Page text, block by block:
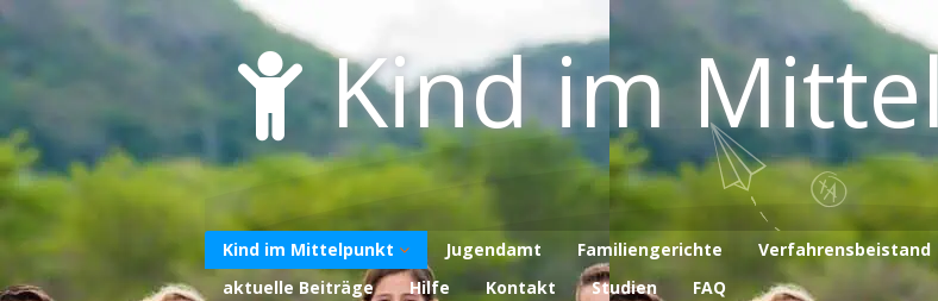
to
content
Kind im
Kind im Mittelpunkt
Über uns
Jugendamt Familiengerichte Verfahrensbeistand
aktuelle Beiträge
Hilfe Kontakt Studien FAQ